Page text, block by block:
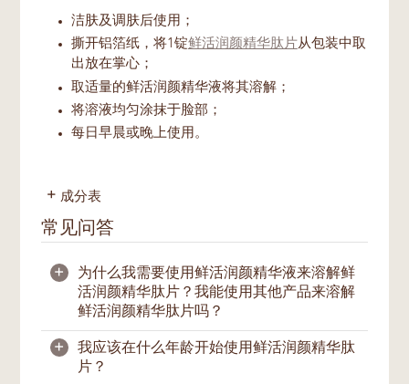
洁肤及调肤后使用；
撕开铝箔纸，将1锭鲜活润颜精华肽片从包装中取
出放在掌心；
取适量的鲜活润颜精华液将其溶解；
将溶液均匀涂抹于脸部；
每日早晨或晚上使用。
成分表
常见问答
+
为什么我需要使用鲜活润颜精华液来溶解鲜
活润颜精华肽片？我能使用其他产品来溶解
鲜活润颜精华肽片吗？
我们强烈建议您仅使用 鲜活润颜精华肽片 。来
溶解鲜活润颜精华肽片A3。这是因为鲜活润
+
我应该在什么年龄开始使用鲜活润颜精华肽
片？